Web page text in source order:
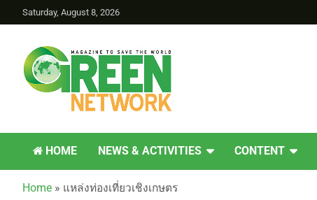
Saturday, August 8, 2026
Green Network
HOME NEWS & ACTIVITIES CONTENT
Home » แหล่งท่องเที่ยวเชิงเกษตร